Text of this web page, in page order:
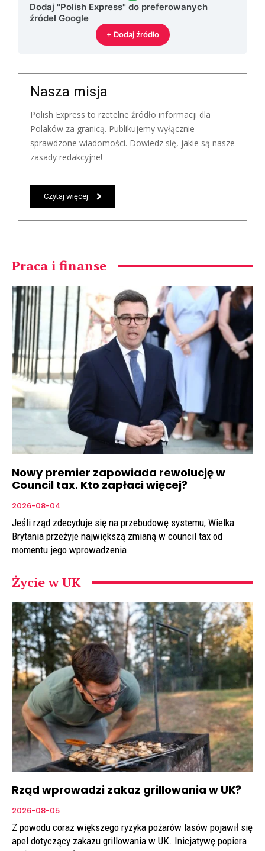
Dodaj "Polish Express" do preferowanych
źródeł Google
+ Dodaj źródło
Nasza misja
Polish Express to rzetelne źródło informacji dla
Polaków za granicą. Publikujemy wyłącznie
sprawdzone wiadomości. Dowiedz się, jakie są nasze
zasady redakcyjne!
Czytaj więcej
Praca i finanse
Nowy premier zapowiada rewolucję w
Council tax. Kto zapłaci więcej?
2026-08-04
Jeśli rząd zdecyduje się na przebudowę systemu, Wielka
Brytania przeżyje największą zmianą w council tax od
momentu jego wprowadzenia.
Życie w UK
Rząd wprowadzi zakaz grillowania w UK?
2026-08-05
Z powodu coraz większego ryzyka pożarów lasów pojawił się
apel dotyczący zakazu grillowania w UK. Inicjatywę popiera